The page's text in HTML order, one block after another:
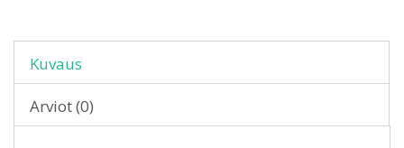
Kuvaus
Arviot (0)